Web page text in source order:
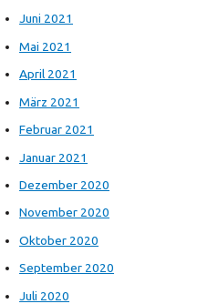
Juni 2021
Mai 2021
April 2021
März 2021
Februar 2021
Januar 2021
Dezember 2020
November 2020
Oktober 2020
September 2020
Juli 2020